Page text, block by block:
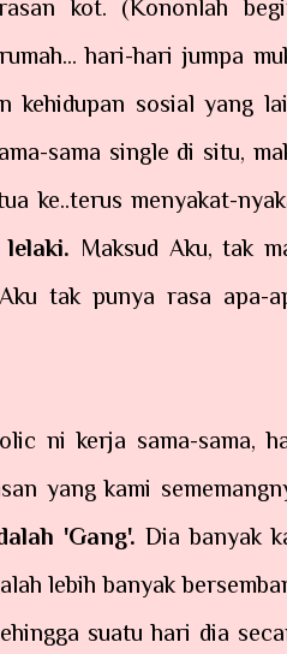
kot. (Kononlah
hari-hari jumpa
kehidupan sosial yang
sama single di situ,
ke..terus menyakat-
Maksud Aku, tak
tak punya rasa apa-
ni kerja sama-sama,
yang kami
'Gang'. Dia banyak
lebih banyak
suatu hari dia